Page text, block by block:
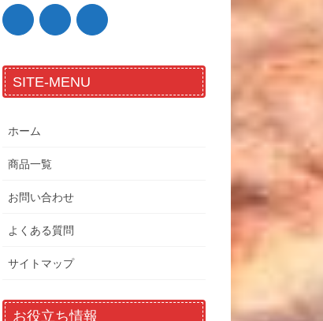
SITE-MENU
ホーム
商品一覧
お問い合わせ
よくある質問
サイトマップ
お役立ち情報